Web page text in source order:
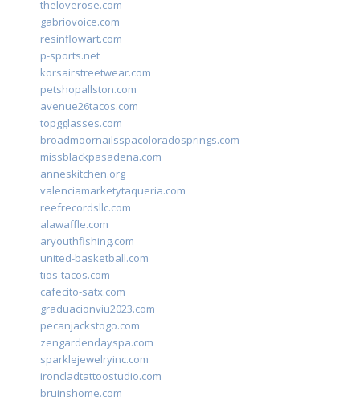
theloverose.com
gabriovoice.com
resinflowart.com
p-sports.net
korsairstreetwear.com
petshopallston.com
avenue26tacos.com
topgglasses.com
broadmoornailsspacoloradosprings.com
missblackpasadena.com
anneskitchen.org
valenciamarketytaqueria.com
reefrecordsllc.com
alawaffle.com
aryouthfishing.com
united-basketball.com
tios-tacos.com
cafecito-satx.com
graduacionviu2023.com
pecanjackstogo.com
zengardendayspa.com
sparklejewelryinc.com
ironcladtattoostudio.com
bruinshome.com